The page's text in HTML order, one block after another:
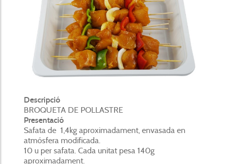
Descripció
BROQUETA DE POLLASTRE
Presentació
Safata de 1,4kg aproximadament, envasada en
atmósfera modificada.
10 u per safata. Cada unitat pesa 140g
aproximadament.